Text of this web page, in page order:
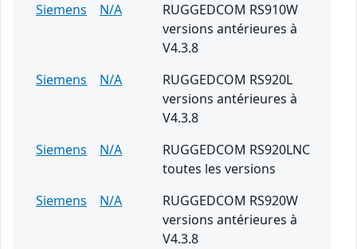
Siemens
N/A
RUGGEDCOM RS910W
versions antérieures à
V4.3.8
Siemens
N/A
RUGGEDCOM RS920L
versions antérieures à
V4.3.8
Siemens
N/A
RUGGEDCOM RS920LNC
toutes les versions
Siemens
N/A
RUGGEDCOM RS920W
versions antérieures à
V4.3.8